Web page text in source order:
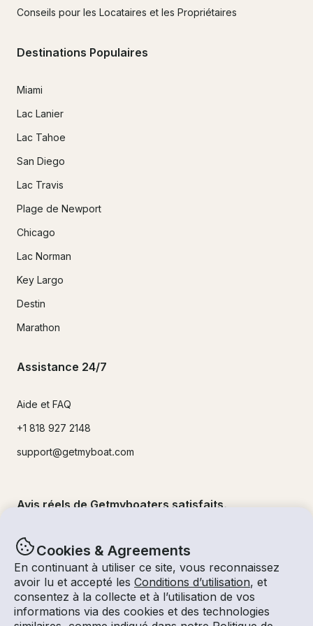
Cookies & Agreements
En continuant à utiliser ce site, vous reconnaissez
avoir lu et accepté les Conditions d’utilisation, et
consentez à la collecte et à l’utilisation de vos
informations via des cookies et des technologies
Conseils pour les Locataires et les Propriétaires
Destinations Populaires
Miami
Lac Lanier
Lac Tahoe
San Diego
Lac Travis
Plage de Newport
Chicago
Lac Norman
Key Largo
Destin
Marathon
Assistance 24/7
Aide et FAQ
+1 818 927 2148
support@getmyboat.com
Avis réels de Getmyboaters satisfaits.